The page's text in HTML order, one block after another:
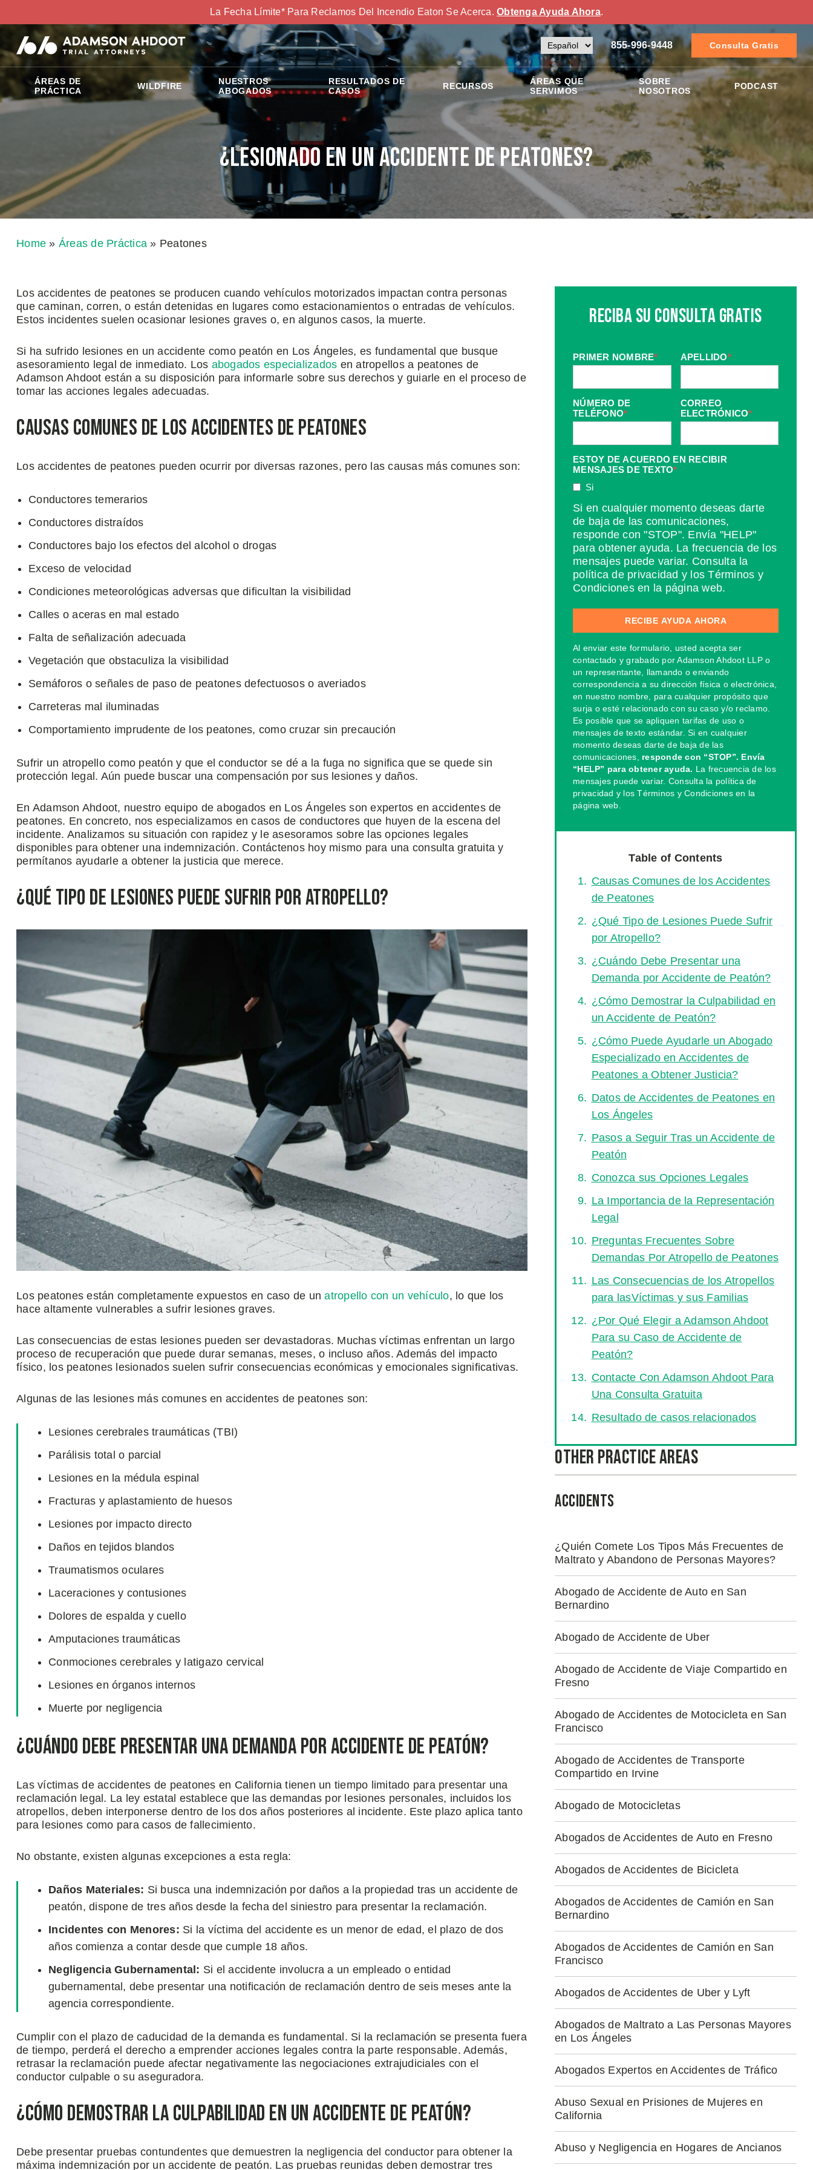
La Fecha Límite* Para Reclamos Del Incendio Eaton Se Acerca.Obtenga Ayuda Ahora.
855-996-9448 Consulta Gratis
ÁREAS DE
PRÁCTICA
WILDFIRE
NUESTROS
ABOGADOS
RESULTADOS DE
CASOS
RECURSOS
ÁREAS QUE
SERVIMOS
SOBRE
NOSOTROS
PODCAST
¿Lesionado en un Accidente de Peatones?
Home » Áreas de Práctica » Peatones
Los accidentes de peatones se producen cuando vehículos motorizados impactan contra personas
que caminan, corren, o están detenidas en lugares como estacionamientos o entradas de vehículos.
Estos incidentes suelen ocasionar lesiones graves o, en algunos casos, la muerte.
Si ha sufrido lesiones en un accidente como peatón en Los Ángeles, es fundamental que busque
asesoramiento legal de inmediato. Los abogados especializados en atropellos a peatones de
Adamson Ahdoot están a su disposición para informarle sobre sus derechos y guiarle en el proceso de
tomar las acciones legales adecuadas.
Causas Comunes de los Accidentes de Peatones
Los accidentes de peatones pueden ocurrir por diversas razones, pero las causas más comunes son:
Conductores temerarios
Conductores distraídos
Conductores bajo los efectos del alcohol o drogas
Exceso de velocidad
Condiciones meteorológicas adversas que dificultan la visibilidad
Calles o aceras en mal estado
Falta de señalización adecuada
Vegetación que obstaculiza la visibilidad
Semáforos o señales de paso de peatones defectuosos o averiados
Carreteras mal iluminadas
Comportamiento imprudente de los peatones, como cruzar sin precaución
Sufrir un atropello como peatón y que el conductor se dé a la fuga no significa que se quede sin
protección legal. Aún puede buscar una compensación por sus lesiones y daños.
En Adamson Ahdoot, nuestro equipo de abogados en Los Ángeles son expertos en accidentes de
peatones. En concreto, nos especializamos en casos de conductores que huyen de la escena del
incidente. Analizamos su situación con rapidez y le asesoramos sobre las opciones legales
disponibles para obtener una indemnización. Contáctenos hoy mismo para una consulta gratuita y
permítanos ayudarle a obtener la justicia que merece.
¿Qué Tipo de Lesiones Puede Sufrir por Atropello?
Los peatones están completamente expuestos en caso de unatropello con un vehículo, lo que los
hace altamente vulnerables a sufrir lesiones graves.
Las consecuencias de estas lesiones pueden ser devastadoras. Muchas víctimas enfrentan un largo
proceso de recuperación que puede durar semanas, meses, o incluso años. Además del impacto
físico, los peatones lesionados suelen sufrir consecuencias económicas y emocionales significativas.
Algunas de las lesiones más comunes en accidentes de peatones son:
Lesiones cerebrales traumáticas (TBI)
Parálisis total o parcial
Lesiones en la médula espinal
Fracturas y aplastamiento de huesos
Lesiones por impacto directo
Daños en tejidos blandos
Traumatismos oculares
Laceraciones y contusiones
Dolores de espalda y cuello
Amputaciones traumáticas
Conmociones cerebrales y latigazo cervical
Lesiones en órganos internos
Muerte por negligencia
¿Cuándo Debe Presentar una Demanda por Accidente de Peatón?
Las víctimas de accidentes de peatones en California tienen un tiempo limitado para presentar una
reclamación legal. La ley estatal establece que las demandas por lesiones personales, incluidos los
atropellos, deben interponerse dentro de los dos años posteriores al incidente. Este plazo aplica tanto
para lesiones como para casos de fallecimiento.
No obstante, existen algunas excepciones a esta regla:
Daños Materiales: Si busca una indemnización por daños a la propiedad tras un accidente de
peatón, dispone de tres años desde la fecha del siniestro para presentar la reclamación.
Incidentes con Menores: Si la víctima del accidente es un menor de edad, el plazo de dos
años comienza a contar desde que cumple 18 años.
Negligencia Gubernamental: Si el accidente involucra a un empleado o entidad
gubernamental, debe presentar una notificación de reclamación dentro de seis meses ante la
agencia correspondiente.
Cumplir con el plazo de caducidad de la demanda es fundamental. Si la reclamación se presenta fuera
de tiempo, perderá el derecho a emprender acciones legales contra la parte responsable. Además,
retrasar la reclamación puede afectar negativamente las negociaciones extrajudiciales con el
conductor culpable o su aseguradora.
¿Cómo Demostrar la Culpabilidad en un Accidente de Peatón?
Debe presentar pruebas contundentes que demuestren la negligencia del conductor para obtener la
máxima indemnización por un accidente de peatón. Las pruebas reunidas deben demostrar tres
Reciba Su Consulta Gratis
PRIMER NOMBRE* APELLIDO*
NÚMERO DE
TELÉFONO*
CORREO
ELECTRÓNICO*
ESTOY DE ACUERDO EN RECIBIR
MENSAJES DE TEXTO*
Si
Si en cualquier momento deseas darte
de baja de las comunicaciones,
responde con "STOP". Envía "HELP"
para obtener ayuda. La frecuencia de los
mensajes puede variar. Consulta la
política de privacidad y los Términos y
Condiciones en la página web.
Al enviar este formulario, usted acepta ser
contactado y grabado por Adamson Ahdoot LLP o
un representante, llamando o enviando
correspondencia a su dirección física o electrónica,
en nuestro nombre, para cualquier propósito que
surja o esté relacionado con su caso y/o reclamo.
Es posible que se apliquen tarifas de uso o
mensajes de texto estándar. Si en cualquier
momento deseas darte de baja de las
comunicaciones, responde con “STOP”. Envía
“HELP” para obtener ayuda. La frecuencia de los
mensajes puede variar. Consulta la política de
privacidad y los Términos y Condiciones en la
página web.
Table of Contents
Causas Comunes de los Accidentes
de Peatones
¿Qué Tipo de Lesiones Puede Sufrir
por Atropello?
¿Cuándo Debe Presentar una
Demanda por Accidente de Peatón?
¿Cómo Demostrar la Culpabilidad en
un Accidente de Peatón?
¿Cómo Puede Ayudarle un Abogado
Especializado en Accidentes de
Peatones a Obtener Justicia?
Datos de Accidentes de Peatones en
Los Ángeles
Pasos a Seguir Tras un Accidente de
Peatón
Conozca sus Opciones Legales
La Importancia de la Representación
Legal
Preguntas Frecuentes Sobre
Demandas Por Atropello de Peatones
Las Consecuencias de los Atropellos
para lasVíctimas y sus Familias
¿Por Qué Elegir a Adamson Ahdoot
Para su Caso de Accidente de
Peatón?
Contacte Con Adamson Ahdoot Para
Una Consulta Gratuita
Resultado de casos relacionados
Other Practice Areas
Accidents
¿Quién Comete Los Tipos Más Frecuentes de
Maltrato y Abandono de Personas Mayores?
Abogado de Accidente de Auto en San
Bernardino
Abogado de Accidente de Uber
Abogado de Accidente de Viaje Compartido en
Fresno
Abogado de Accidentes de Motocicleta en San
Francisco
Abogado de Accidentes de Transporte
Compartido en Irvine
Abogado de Motocicletas
Abogados de Accidentes de Auto en Fresno
Abogados de Accidentes de Bicicleta
Abogados de Accidentes de Camión en San
Bernardino
Abogados de Accidentes de Camión en San
Francisco
Abogados de Accidentes de Uber y Lyft
Abogados de Maltrato a Las Personas Mayores
en Los Ángeles
Abogados Expertos en Accidentes de Tráfico
Abuso Sexual en Prisiones de Mujeres en
California
Abuso y Negligencia en Hogares de Ancianos